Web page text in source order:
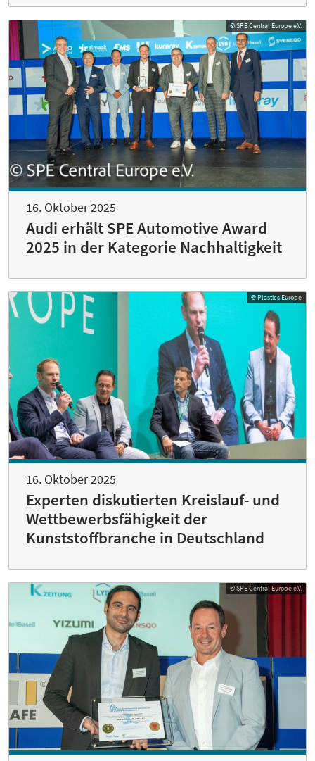
© SPE Central Europe e.V.
16. Oktober 2025
Audi erhält SPE Automotive Award
2025 in der Kategorie Nachhaltigkeit
© Plastics Europe
16. Oktober 2025
Experten diskutierten Kreislauf- und
Wettbewerbsfähigkeit der
Kunststoffbranche in Deutschland
© SPE Central Europe e.V.